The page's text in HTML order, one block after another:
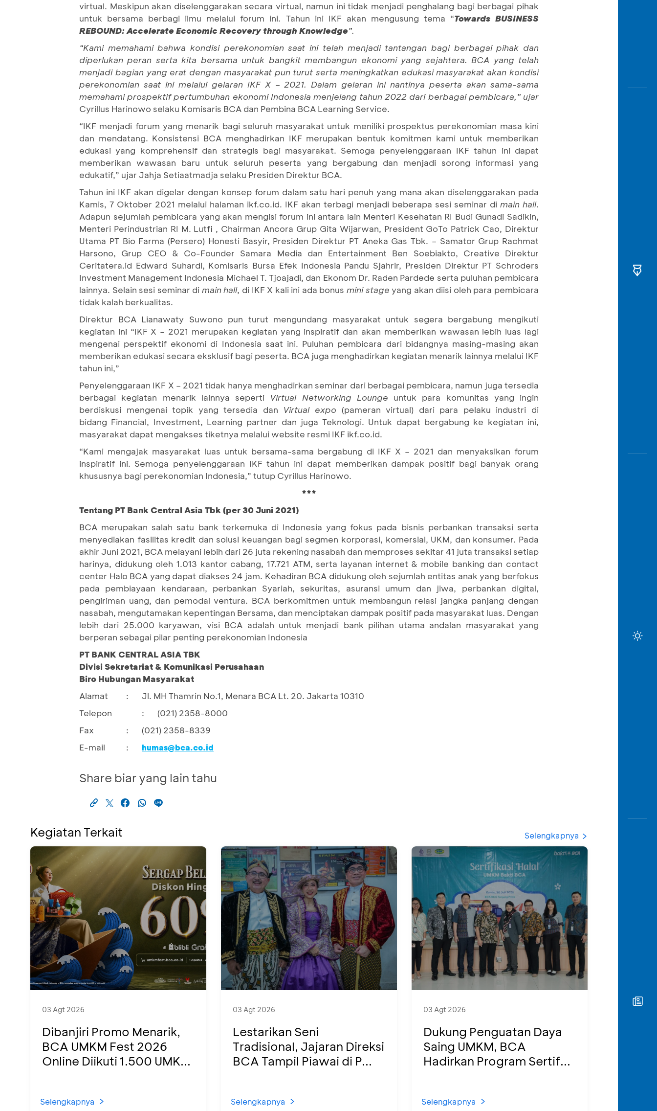
virtual. Meskipun akan diselenggarakan secara virtual, namun ini tidak menjadi penghalang bagi berbagai pihak
untuk bersama berbagi ilmu melalui forum ini. Tahun ini IKF akan mengusung tema “Towards BUSINESS
REBOUND: Accelerate Economic Recovery through Knowledge”.
“Kami memahami bahwa kondisi perekonomian saat ini telah menjadi tantangan bagi berbagai pihak dan
diperlukan peran serta kita bersama untuk bangkit membangun ekonomi yang sejahtera. BCA yang telah
menjadi bagian yang erat dengan masyarakat pun turut serta meningkatkan edukasi masyarakat akan kondisi
perekonomian saat ini melalui gelaran IKF X – 2021. Dalam gelaran ini nantinya peserta akan sama-sama
memahami prospektif pertumbuhan ekonomi Indonesia menjelang tahun 2022 dari berbagai pembicara,” ujar
Cyrillus Harinowo selaku Komisaris BCA dan Pembina BCA Learning Service.
“IKF menjadi forum yang menarik bagi seluruh masyarakat untuk meniliki prospektus perekonomian masa kini
dan mendatang. Konsistensi BCA menghadirkan IKF merupakan bentuk komitmen kami untuk memberikan
edukasi yang komprehensif dan strategis bagi masyarakat. Semoga penyelenggaraan IKF tahun ini dapat
memberikan wawasan baru untuk seluruh peserta yang bergabung dan menjadi sorong informasi yang
edukatif,” ujar Jahja Setiaatmadja selaku Presiden Direktur BCA.
Tahun ini IKF akan digelar dengan konsep forum dalam satu hari penuh yang mana akan diselenggarakan pada
Kamis, 7 Oktober 2021 melalui halaman ikf.co.id. IKF akan terbagi menjadi beberapa sesi seminar di main hall.
Adapun sejumlah pembicara yang akan mengisi forum ini antara lain Menteri Kesehatan RI Budi Gunadi Sadikin,
Menteri Perindustrian RI M. Lutfi , Chairman Ancora Grup Gita Wijarwan, President GoTo Patrick Cao, Direktur
Utama PT Bio Farma (Persero) Honesti Basyir, Presiden Direktur PT Aneka Gas Tbk. – Samator Grup Rachmat
Harsono, Grup CEO & Co-Founder Samara Media dan Entertainment Ben Soebiakto, Creative Direktur
Ceritatera.id Edward Suhardi, Komisaris Bursa Efek Indonesia Pandu Sjahrir, Presiden Direktur PT Schroders
Investment Management Indonesia Michael T. Tjoajadi, dan Ekonom Dr. Raden Pardede serta puluhan pembicara
lainnya. Selain sesi seminar di main hall, di IKF X kali ini ada bonusmini stage yang akan diisi oleh para pembicara
tidak kalah berkualitas.
Direktur BCA Lianawaty Suwono pun turut mengundang masyarakat untuk segera bergabung mengikuti
kegiatan ini “IKF X – 2021 merupakan kegiatan yang inspiratif dan akan memberikan wawasan lebih luas lagi
mengenai perspektif ekonomi di Indonesia saat ini. Puluhan pembicara dari bidangnya masing-masing akan
memberikan edukasi secara eksklusif bagi peserta. BCA juga menghadirkan kegiatan menarik lainnya melalui IKF
tahun ini,”
Penyelenggaraan IKF X – 2021 tidak hanya menghadirkan seminar dari berbagai pembicara, namun juga tersedia
berbagai kegiatan menarik lainnya seperti Virtual Networking Lounge untuk para komunitas yang ingin
berdiskusi mengenai topik yang tersedia dan Virtual expo (pameran virtual) dari para pelaku industri di
bidang Financial, Investment, Learning partner dan juga Teknologi. Untuk dapat bergabung ke kegiatan ini,
masyarakat dapat mengakses tiketnya melalui website resmi IKF ikf.co.id.
“Kami mengajak masyarakat luas untuk bersama-sama bergabung di IKF X – 2021 dan menyaksikan forum
inspiratif ini. Semoga penyelenggaraan IKF tahun ini dapat memberikan dampak positif bagi banyak orang
khususnya bagi perekonomian Indonesia,” tutup Cyrillus Harinowo.
***
Tentang PT Bank Central Asia Tbk (per 30 Juni 2021)
BCA merupakan salah satu bank terkemuka di Indonesia yang fokus pada bisnis perbankan transaksi serta
menyediakan fasilitas kredit dan solusi keuangan bagi segmen korporasi, komersial, UKM, dan konsumer. Pada
akhir Juni 2021, BCA melayani lebih dari 26 juta rekening nasabah dan memproses sekitar 41 juta transaksi setiap
harinya, didukung oleh 1.013 kantor cabang, 17.721 ATM, serta layanan internet & mobile banking dan contact
center Halo BCA yang dapat diakses 24 jam. Kehadiran BCA didukung oleh sejumlah entitas anak yang berfokus
pada pembiayaan kendaraan, perbankan Syariah, sekuritas, asuransi umum dan jiwa, perbankan digital,
pengiriman uang, dan pemodal ventura. BCA berkomitmen untuk membangun relasi jangka panjang dengan
nasabah, mengutamakan kepentingan Bersama, dan menciptakan dampak positif pada masyarakat luas. Dengan
lebih dari 25.000 karyawan, visi BCA adalah untuk menjadi bank pilihan utama andalan masyarakat yang
berperan sebagai pilar penting perekonomian Indonesia
PT BANK CENTRAL ASIA TBK
Divisi Sekretariat & Komunikasi Perusahaan
Biro Hubungan Masyarakat
Alamat
:
Jl. MH Thamrin No.1, Menara BCA Lt. 20. Jakarta 10310
Telepon
:
(021) 2358-8000
Fax
:
(021) 2358-8339
E-mail
: humas@bca.co.id
Share biar yang lain tahu
Kegiatan Terkait Selengkapnya
03 Agt 2026
Dibanjiri Promo Menarik,
BCA UMKM Fest 2026
Online Diikuti 1.500 UMK...
Selengkapnya
03 Agt 2026
Lestarikan Seni
Tradisional, Jajaran Direksi
BCA Tampil Piawai di P...
Selengkapnya
03 Agt 2026
Dukung Penguatan Daya
Saing UMKM, BCA
Hadirkan Program Sertif...
Selengkapnya